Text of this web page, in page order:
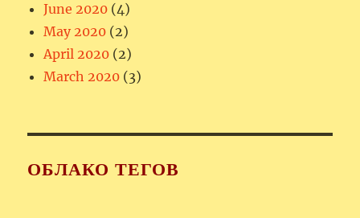
June 2020 (4)
May 2020 (2)
April 2020 (2)
March 2020 (3)
ОБЛАКО ТЕГОВ